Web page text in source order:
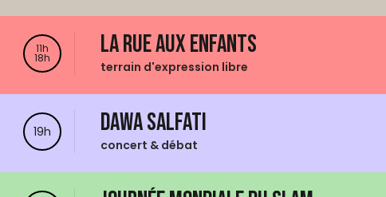
11h
18h La Rue aux enfants
terrain d'expression libre
19h Dawa Salfati
concert & débat